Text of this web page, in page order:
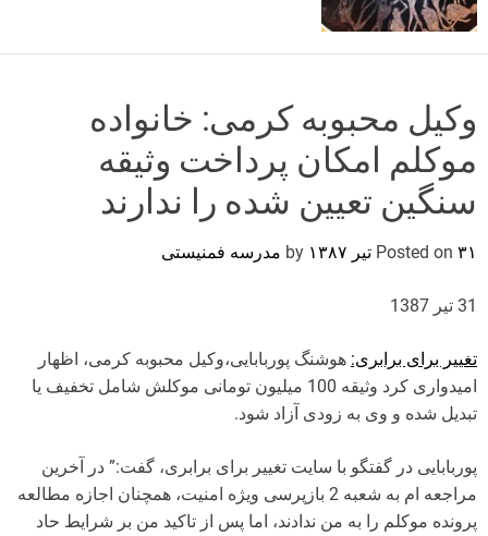
e
وکیل محبوبه کرمی: خانواده
موکلم امکان پرداخت وثیقه
سنگین تعیین شده را ندارند
Posted on ۳۱ تیر ۱۳۸۷ مدرسه فمنیستی
31 تیر 1387
تغییر برای برابری: هوشنگ پوربابایی،وکیل محبوبه کرمی، اظهار
امیدواری کرد وثیقه 100 میلیون تومانی موکلش شامل تخفیف یا
تبدیل شده و وی به زودی آزاد شود.
پوربابایی در گفتگو با سایت تغییر برای برابری، گفت:” در آخرین
مراجعه ام به شعبه 2 بازپرسی ویژه امنیت، همچنان اجازه مطالعه
پرونده موکلم را به من ندادند، اما پس از تاکید من بر شرایط حاد